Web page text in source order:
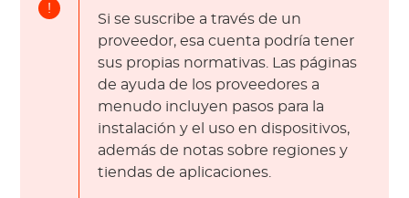
!
Si se suscribe a través de un
proveedor, esa cuenta podría tener
sus propias normativas. Las páginas
de ayuda de los proveedores a
menudo incluyen pasos para la
instalación y el uso en dispositivos,
además de notas sobre regiones y
tiendas de aplicaciones.